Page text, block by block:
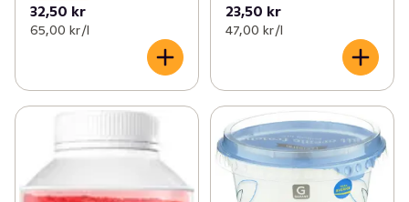
32,50 kr
65,00 kr /l
23,50 kr
47,00 kr /l